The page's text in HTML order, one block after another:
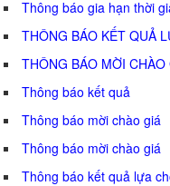
Thông báo gia hạn thời
THÔNG BÁO KẾT QUẢ
THÔNG BÁO MỜI CHÀO
Thông báo kết quả
Thông báo mời chào giá
Thông báo mời chào giá
Thông báo kết quả lựa